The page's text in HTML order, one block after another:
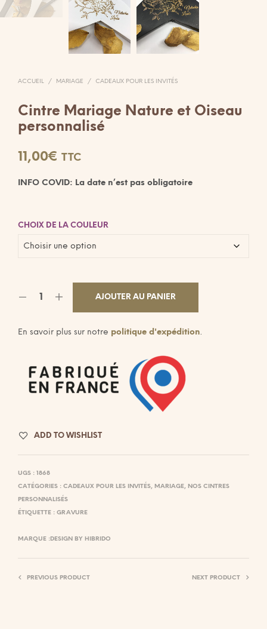
ACCUEIL / MARIAGE / CADEAUX POUR LES INVITÉS
Cintre Mariage Nature et Oiseau
personnalisé
11,00€ TTC
INFO COVID: La date n’est pas obligatoire
CHOIX DE LA COULEUR
AJOUTER AU PANIER
En savoir plus sur notre politique d'expédition.
ADD TO WISHLIST
UGS : 1868
CATÉGORIES : CADEAUX POUR LES INVITÉS, MARIAGE, NOS CINTRES
PERSONNALISÉS
ÉTIQUETTE : GRAVURE
MARQUE :DESIGN BY HIBRIDO
PREVIOUS PRODUCT NEXT PRODUCT